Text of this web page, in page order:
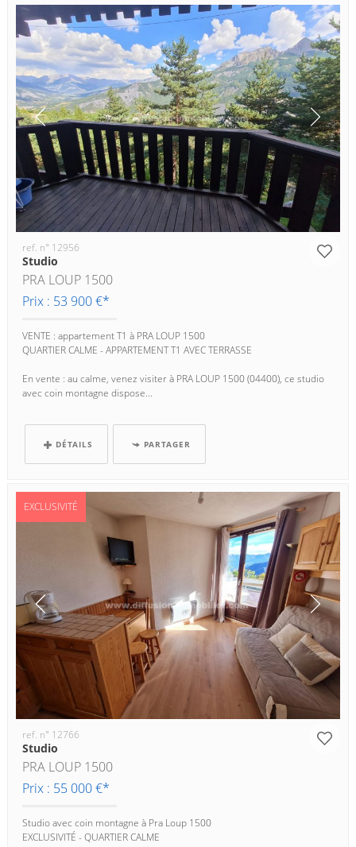
ref. n° 12956
Studio
PRA LOUP 1500
Prix : 53 900 €*
VENTE : appartement T1 à PRA LOUP 1500
QUARTIER CALME - APPARTEMENT T1 AVEC TERRASSE
En vente : au calme, venez visiter à PRA LOUP 1500 (04400), ce studio
avec coin montagne dispose...
DÉTAILS PARTAGER
EXCLUSIVITÉ
ref. n° 12766
Studio
PRA LOUP 1500
Prix : 55 000 €*
Studio avec coin montagne à Pra Loup 1500
EXCLUSIVITÉ - QUARTIER CALME